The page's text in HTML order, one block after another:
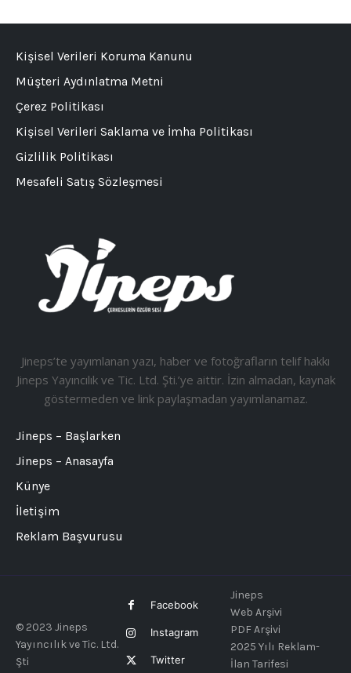
Jineps’te yayımlanan yazı, haber ve fotoğrafların telif hakkı
Jineps Yayıncılık ve Tic. Ltd. Şti.’ye aittir. İzin almadan, kaynak
göstermeden ve link paylaşmadan yayımlanamaz.
Jineps – Başlarken
Jineps – Anasayfa
Künye
İletişim
Reklam Başvurusu
Kişisel Verileri Koruma Kanunu
Müşteri Aydınlatma Metni
Çerez Politikası
Kişisel Verileri Saklama ve İmha Politikası
Gizlilik Politikası
Mesafeli Satış Sözleşmesi
© 2023 Jineps
Yayıncılık ve Tic. Ltd.
Şti
Facebook
Instagram
Twitter
Jineps
Web Arşivi
PDF Arşivi
2025 Yılı Reklam-
İlan Tarifesi